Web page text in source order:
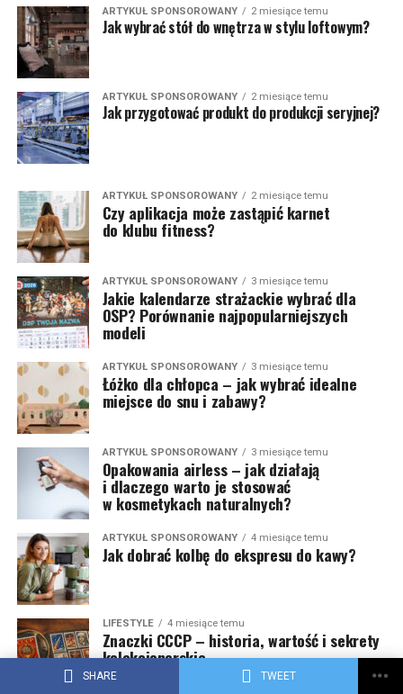
SHARE TWEET
ARTYKUŁ SPONSOROWANY 2 miesiące temu
Jak wybrać stół do wnętrza w stylu loftowym?
ARTYKUŁ SPONSOROWANY 2 miesiące temu
Jak przygotować produkt do produkcji seryjnej?
ARTYKUŁ SPONSOROWANY 2 miesiące temu
Czy aplikacja może zastąpić karnet
do klubu fitness?
ARTYKUŁ SPONSOROWANY 3 miesiące temu
Jakie kalendarze strażackie wybrać dla
OSP? Porównanie najpopularniejszych
modeli
ARTYKUŁ SPONSOROWANY 3 miesiące temu
Łóżko dla chłopca – jak wybrać idealne
miejsce do snu i zabawy?
ARTYKUŁ SPONSOROWANY 3 miesiące temu
Opakowania airless – jak działają
i dlaczego warto je stosować
w kosmetykach naturalnych?
ARTYKUŁ SPONSOROWANY 4 miesiące temu
Jak dobrać kolbę do ekspresu do kawy?
LIFESTYLE 4 miesiące temu
Znaczki CCCP – historia, wartość i sekrety
kolekcjonerskie